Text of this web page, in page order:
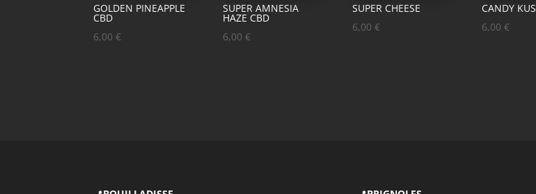
GOLDEN PINEAPPLE
CBD
6,00€
SUPER AMNESIA
HAZE CBD
6,00€
SUPER CHEESE
6,00€
CANDY
6,00€